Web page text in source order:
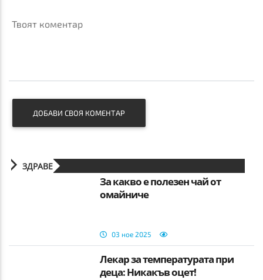
Твоят коментар
ДОБАВИ СВОЯ КОМЕНТАР
ЗДРАВЕ
За какво е полезен чай от
омайниче
03 ное 2025
Лекар за температурата при
деца: Никакъв оцет!